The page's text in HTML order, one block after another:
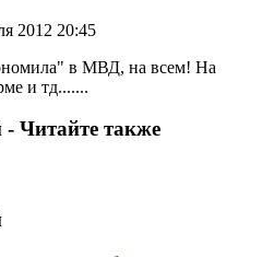
2012 20:45
в МВД, на всем! На
и тд.......
- Читайте также